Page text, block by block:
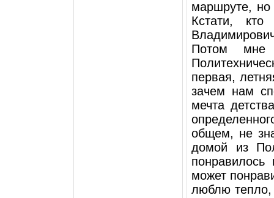
маршруте, но
Кстати,
Потом мне
первая,
зачем нам
мечта
общем, не
домой из
может
люблю тепло,